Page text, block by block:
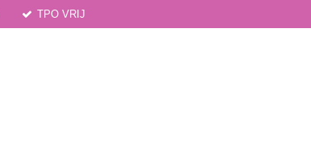
TPO VRIJ